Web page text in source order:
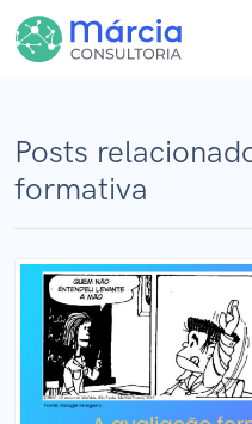
Posts
formativa